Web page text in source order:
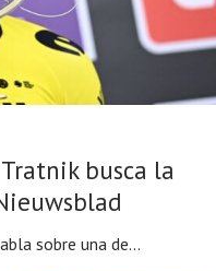
busca la
sobre una de...